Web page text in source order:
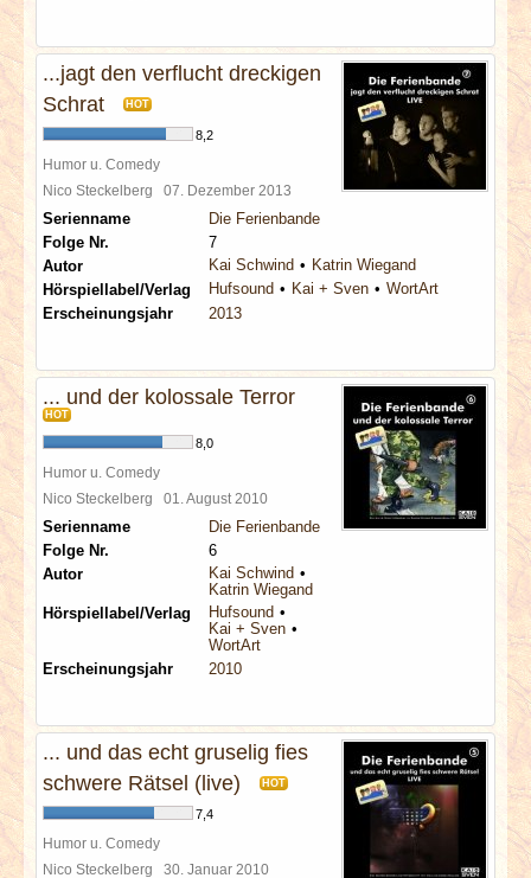
...jagt den verflucht dreckigen
Schrat
HOT
8,2
Humor u. Comedy
Nico Steckelberg 07. Dezember 2013
Serienname
Die Ferienbande
Folge Nr.
7
Autor
Kai Schwind
Katrin Wiegand
Hörspiellabel/Verlag
Hufsound Kai + Sven
WortArt
Erscheinungsjahr
2013
... und der kolossale Terror
HOT
8,0
Humor u. Comedy
Nico Steckelberg 01. August 2010
Serienname
Die Ferienbande
Folge Nr.
6
Autor
Kai Schwind
Katrin Wiegand
Hörspiellabel/Verlag
Hufsound
Kai + Sven
WortArt
Erscheinungsjahr
2010
... und das echt gruselig fies
schwere Rätsel (live)
HOT
7,4
Humor u. Comedy
Nico Steckelberg 30. Januar 2010